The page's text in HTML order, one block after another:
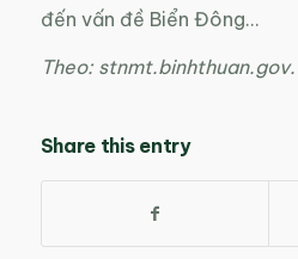
đến vấn đề Biển Đông…
Theo:
Share this entry